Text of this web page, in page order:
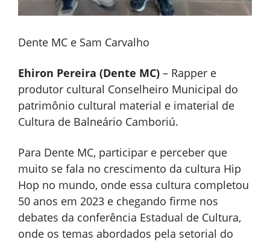
Dente MC e Sam Carvalho
Ehiron Pereira (Dente MC) – Rapper e
produtor cultural Conselheiro Municipal do
patrimônio cultural material e imaterial de
Cultura de Balneário Camboriú.
Para Dente MC, participar e perceber que
muito se fala no crescimento da cultura Hip
Hop no mundo, onde essa cultura completou
50 anos em 2023 e chegando firme nos
debates da conferência Estadual de Cultura,
onde os temas abordados pela setorial do